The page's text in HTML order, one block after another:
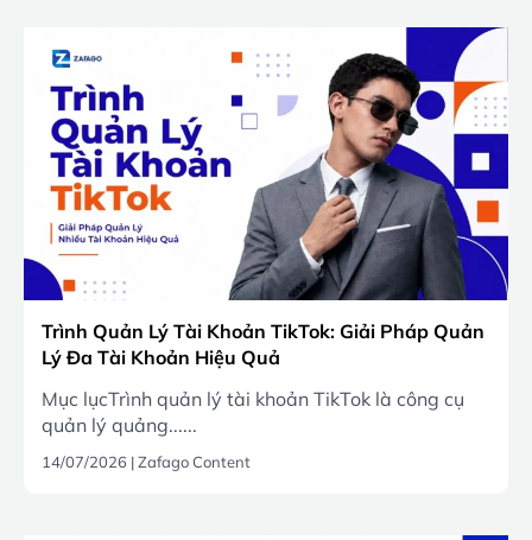
Trình Quản Lý Tài Khoản TikTok: Giải Pháp Quản
Lý Đa Tài Khoản Hiệu Quả
Mục lụcTrình quản lý tài khoản TikTok là công cụ
quản lý quảng......
14/07/2026 |Zafago Content